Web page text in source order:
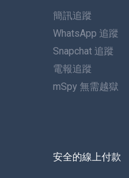
簡訊追蹤
WhatsApp 追蹤
Snapchat 追蹤
電報追蹤
mSpy 無需越獄
安全的線上付款